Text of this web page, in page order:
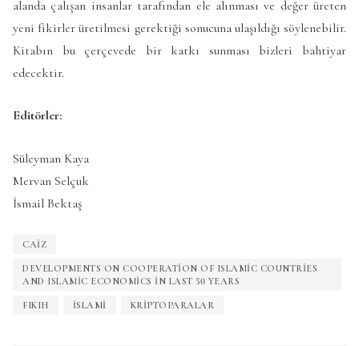
alanda çalışan insanlar tarafından ele alınması ve değer üreten
yeni fikirler üretilmesi gerektiği sonucuna ulaşıldığı söylenebilir.
Kitabın bu çerçevede bir katkı sunması bizleri bahtiyar
edecektir.
Editörler:
Süleyman Kaya
Mervan Selçuk
İsmail Bektaş
CAIZ
DEVELOPMENTS ON COOPERATION OF ISLAMIC COUNTRIES
AND ISLAMIC ECONOMICS IN LAST 50 YEARS
FIKIH İSLAMI KRIPTOPARALAR